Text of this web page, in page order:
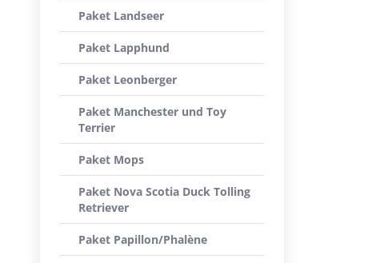
Paket Landseer
Paket Lapphund
Paket Leonberger
Paket Manchester und Toy
Terrier
Paket Mops
Paket Nova Scotia Duck Tolling
Retriever
Paket Papillon/Phalène